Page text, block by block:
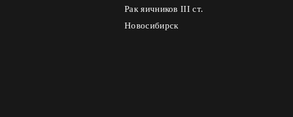
Рак яичников III ст.
Новосибирск